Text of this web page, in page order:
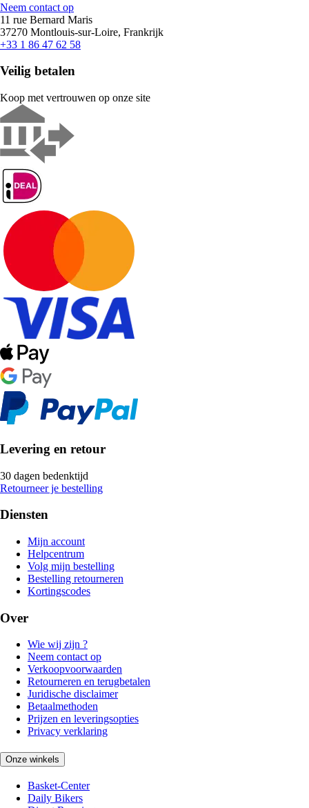
Neem contact op
11 rue Bernard Maris
37270 Montlouis-sur-Loire, Frankrijk
+33 1 86 47 62 58
Veilig betalen
Koop met vertrouwen op onze site
Levering en retour
30 dagen bedenktijd
Retourneer je bestelling
Diensten
Mijn account
Helpcentrum
Volg mijn bestelling
Bestelling retourneren
Kortingscodes
Over
Wie wij zijn ?
Neem contact op
Verkoopvoorwaarden
Retourneren en terugbetalen
Juridische disclaimer
Betaalmethoden
Prijzen en leveringsopties
Privacy verklaring
Onze winkels
Basket-Center
Daily Bikers